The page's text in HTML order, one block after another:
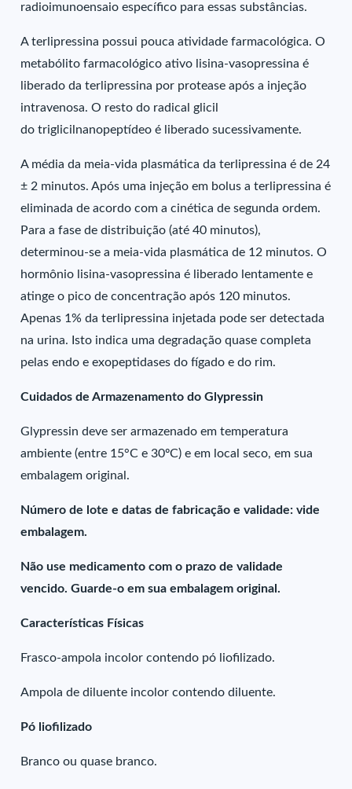
radioimunoensaio específico para essas substâncias.
A terlipressina possui pouca atividade farmacológica. O
metabólito farmacológico ativo lisina-vasopressina é
liberado da terlipressina por protease após a injeção
intravenosa. O resto do radical glicil
do triglicilnanopeptídeo é liberado sucessivamente.
A média da meia-vida plasmática da terlipressina é de 24
± 2 minutos. Após uma injeção em bolus a terlipressina é
eliminada de acordo com a cinética de segunda ordem.
Para a fase de distribuição (até 40 minutos),
determinou-se a meia-vida plasmática de 12 minutos. O
hormônio lisina-vasopressina é liberado lentamente e
atinge o pico de concentração após 120 minutos.
Apenas 1% da terlipressina injetada pode ser detectada
na urina. Isto indica uma degradação quase completa
pelas endo e exopeptidases do fígado e do rim.
Cuidados de Armazenamento do Glypressin
Glypressin deve ser armazenado em temperatura
ambiente (entre 15°C e 30ºC) e em local seco, em sua
embalagem original.
Número de lote e datas de fabricação e validade: vide
embalagem.
Não use medicamento com o prazo de validade
vencido. Guarde-o em sua embalagem original.
Características Físicas
Frasco-ampola incolor contendo pó liofilizado.
Ampola de diluente incolor contendo diluente.
Pó liofilizado
Branco ou quase branco.